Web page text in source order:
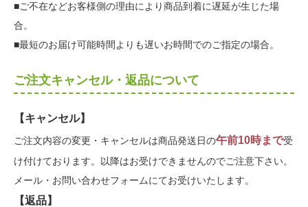
■ご不在などお客様側の理由により商品到着に遅延が生じた場
合。
■最短のお届け可能時間よりも遅いお時間でのご指定の場合。
ご注文キャンセル・返品について
【キャンセル】
ご注文内容の変更・キャンセルは商品発送日の午前10時まで受
け付けております。以降はお受けできませんのでご注意下さい。
メール・お問い合わせフォームにてお受けいたします。
【返品】